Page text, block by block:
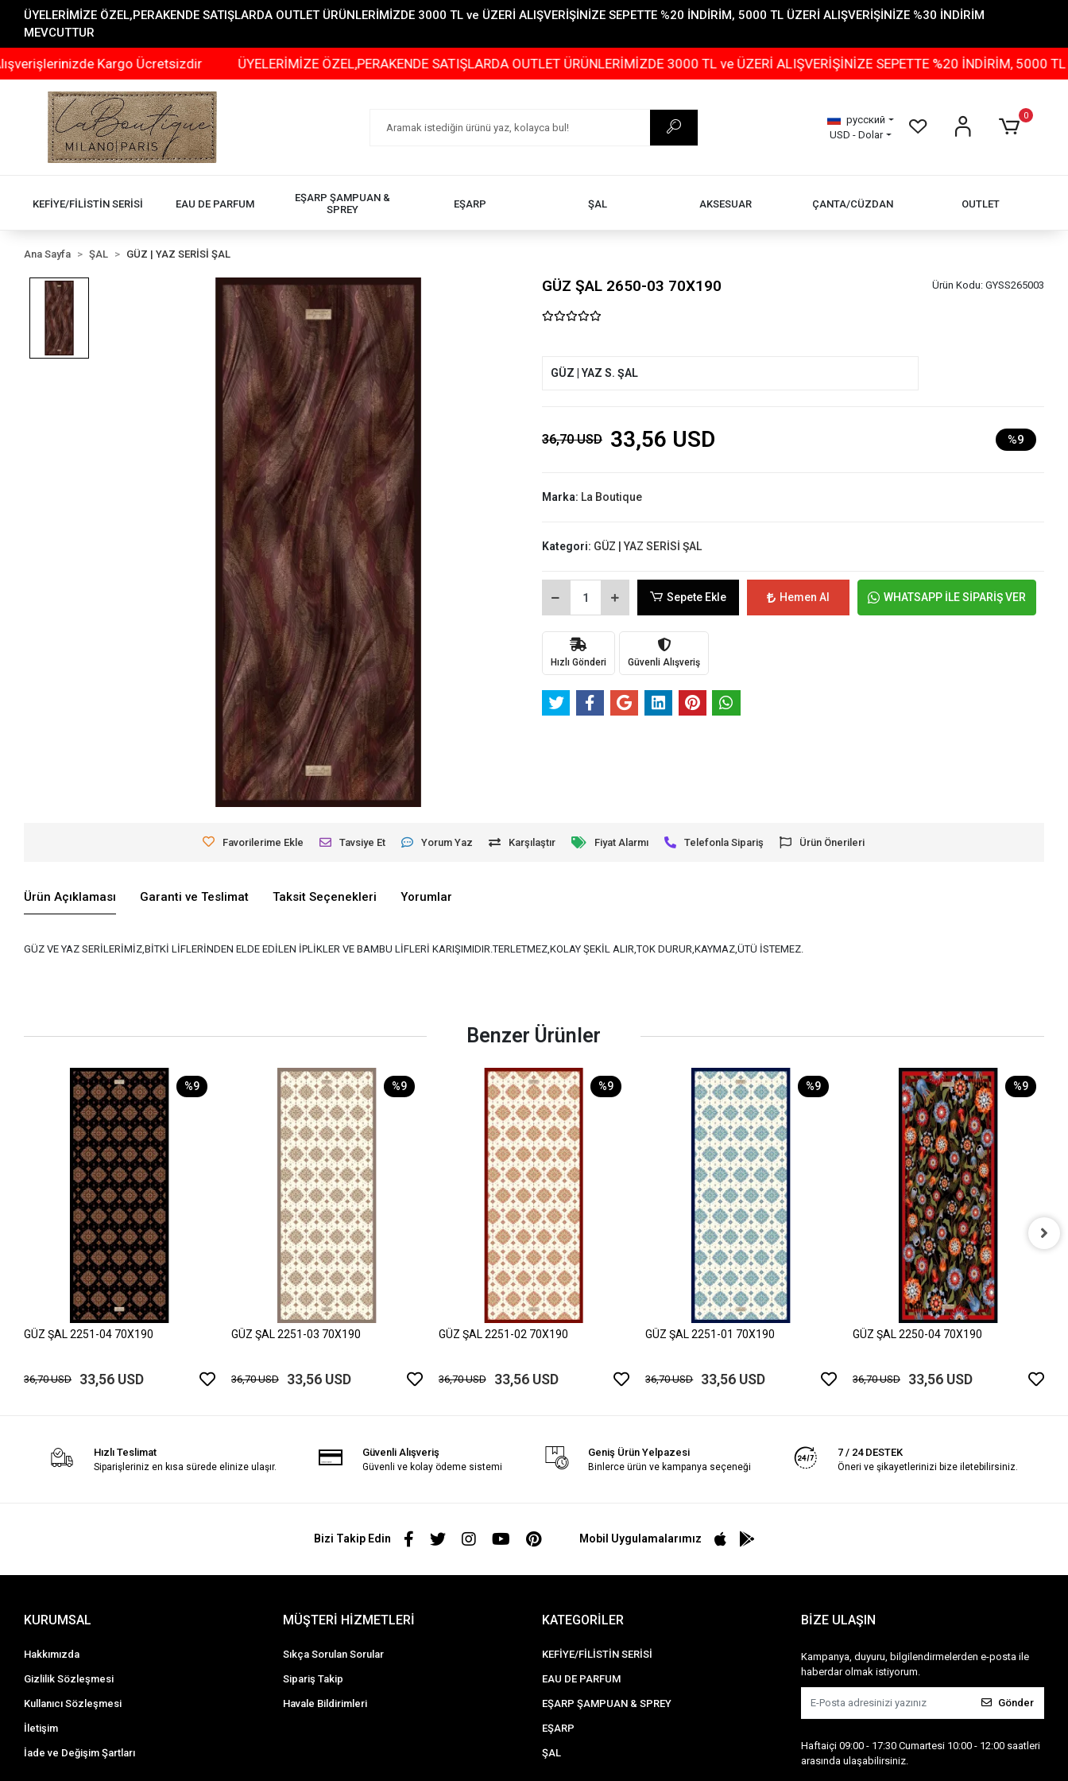
ÜYELERİMİZE ÖZEL,PERAKENDE SATIŞLARDA OUTLET ÜRÜNLERİMİZDE 3000 TL ve ÜZERİ ALIŞVERİŞİNİZE SEPETTE %20 İNDİRİM, 5000 TL ÜZERİ ALIŞVERİŞİNİZE %30 İNDİRİM
MEVCUTTUR
Kargo Ücretsizdir ÜYELERİMİZE ÖZEL,PERAKENDE SATIŞLARDA OUTLET ÜRÜNLERİMİZDE 3000 TL ve ÜZERİ ALIŞVERİŞİNİZE SEPETTE %20 İNDİRİM, 5000 TL
русский
USD - Dolar
0
KEFİYE/FİLİSTİN SERİSİ EAU DE PARFUM
EŞARP ŞAMPUAN &
SPREY
EŞARP ŞAL AKSESUAR ÇANTA/CÜZDAN OUTLET
Ana Sayfa ŞAL GÜZ | YAZ SERİSİ ŞAL
GÜZ ŞAL 2650-03 70X190 Ürün Kodu: GYSS265003
GÜZ | YAZ S. ŞAL
36,70 USD 33,56 USD %9
Marka: La Boutique
Kategori: GÜZ | YAZ SERİSİ ŞAL
Sepete Ekle Hemen Al WHATSAPP İLE SİPARİŞ VER
Hızlı Gönderi Güvenli Alışveriş
Favorilerime Ekle Tavsiye Et Yorum Yaz Karşılaştır Fiyat Alarmı Telefonla Sipariş Ürün Önerileri
Ürün Açıklaması Garanti ve Teslimat Taksit Seçenekleri Yorumlar
GÜZ VE YAZ SERİLERİMİZ,BİTKİ LİFLERİNDEN ELDE EDİLEN İPLİKLER VE BAMBU LİFLERİ KARIŞIMIDIR.TERLETMEZ,KOLAY ŞEKİL ALIR,TOK DURUR,KAYMAZ,ÜTÜ İSTEMEZ.
Benzer Ürünler
%9
GÜZ ŞAL 2251-04 70X190
36,70 USD 33,56 USD
%9
GÜZ ŞAL 2251-03 70X190
36,70 USD 33,56 USD
%9
GÜZ ŞAL 2251-02 70X190
36,70 USD 33,56 USD
%9
GÜZ ŞAL 2251-01 70X190
36,70 USD 33,56 USD
%9
GÜZ ŞAL 2250-04 70X190
36,70 USD 33,56 USD
Hızlı Teslimat
Siparişleriniz en kısa sürede elinize ulaşır.
Güvenli Alışveriş
Güvenli ve kolay ödeme sistemi
Geniş Ürün Yelpazesi
Binlerce ürün ve kampanya seçeneği
7 / 24 DESTEK
Öneri ve şikayetlerinizi bize iletebilirsiniz.
Bizi Takip Edin Mobil Uygulamalarımız
KURUMSAL
Hakkımızda
Gizlilik Sözleşmesi
Kullanıcı Sözleşmesi
İletişim
İade ve Değişim Şartları
MÜŞTERİ HİZMETLERİ
Sıkça Sorulan Sorular
Sipariş Takip
Havale Bildirimleri
KATEGORİLER
KEFİYE/FİLİSTİN SERİSİ
EAU DE PARFUM
EŞARP ŞAMPUAN & SPREY
EŞARP
ŞAL
BİZE ULAŞIN
Kampanya, duyuru, bilgilendirmelerden e-posta ile
haberdar olmak istiyorum.
Gönder
Haftaiçi 09:00 - 17:30 Cumartesi 10:00 - 12:00 saatleri
arasında ulaşabilirsiniz.